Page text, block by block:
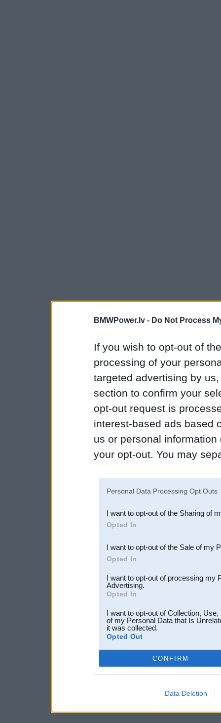
BMWPower.lv - Do Not Process
If you wish to opt-out of
processing of your
targeted advertising by
section to confirm your
opt-out request is
interest-based ads based
us or personal
your opt-out. You may
Downstream Participants
third parties.
Personal Data Processing Opt Outs
I want to opt-out of the Sharing of
Opted In
I want to opt-out of the Sale of my
Opted In
I want to opt-out of processing my
Advertising.
Opted In
I want to opt-out of Collection,
of my Personal Data that Is
it was collected.
Opted Out
CONFIRM
Data Deletion